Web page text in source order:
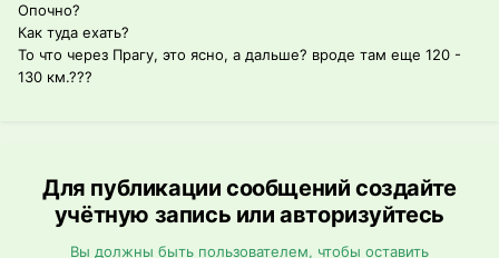
Опочно?
Как туда ехать?
То что через Прагу, это ясно, а дальше? вроде там еще 120 -
130 км.???
Для публикации сообщений создайте
учётную запись или авторизуйтесь
Вы должны быть пользователем, чтобы оставить